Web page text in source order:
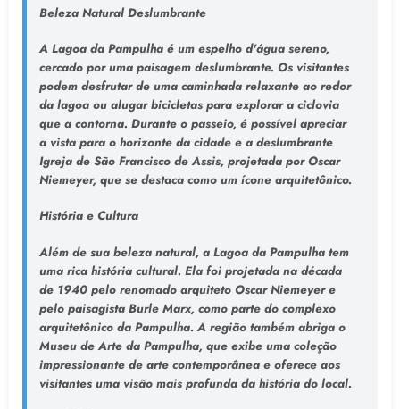
Beleza Natural Deslumbrante
A Lagoa da Pampulha é um espelho d'água sereno,
cercado por uma paisagem deslumbrante. Os visitantes
podem desfrutar de uma caminhada relaxante ao redor
da lagoa ou alugar bicicletas para explorar a ciclovia
que a contorna. Durante o passeio, é possível apreciar
a vista para o horizonte da cidade e a deslumbrante
Igreja de São Francisco de Assis, projetada por Oscar
Niemeyer, que se destaca como um ícone arquitetônico.
História e Cultura
Além de sua beleza natural, a Lagoa da Pampulha tem
uma rica história cultural. Ela foi projetada na década
de 1940 pelo renomado arquiteto Oscar Niemeyer e
pelo paisagista Burle Marx, como parte do complexo
arquitetônico da Pampulha. A região também abriga o
Museu de Arte da Pampulha, que exibe uma coleção
impressionante de arte contemporânea e oferece aos
visitantes uma visão mais profunda da história do local.